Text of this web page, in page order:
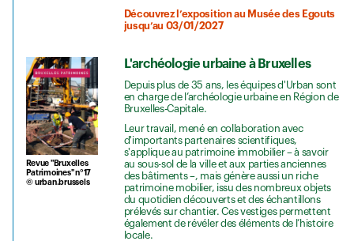
Découvrez l’exposition au Musée des Egouts
jusqu’au 03/01/2027
Revue "Bruxelles
Patrimoines" n°17
© urban.brussels
L'archéologie urbaine à Bruxelles
Depuis plus de 35 ans, les équipes d'Urban sont
en charge de l’archéologie urbaine en Région de
Bruxelles-Capitale.
Leur travail, mené en collaboration avec
d'importants partenaires scientifiques,
s'applique au patrimoine immobilier – à savoir
au sous-sol de la ville et aux parties anciennes
des bâtiments –, mais génère aussi un riche
patrimoine mobilier, issu des nombreux objets
du quotidien découverts et des échantillons
prélevés sur chantier. Ces vestiges permettent
également de révéler des éléments de l’histoire
locale.